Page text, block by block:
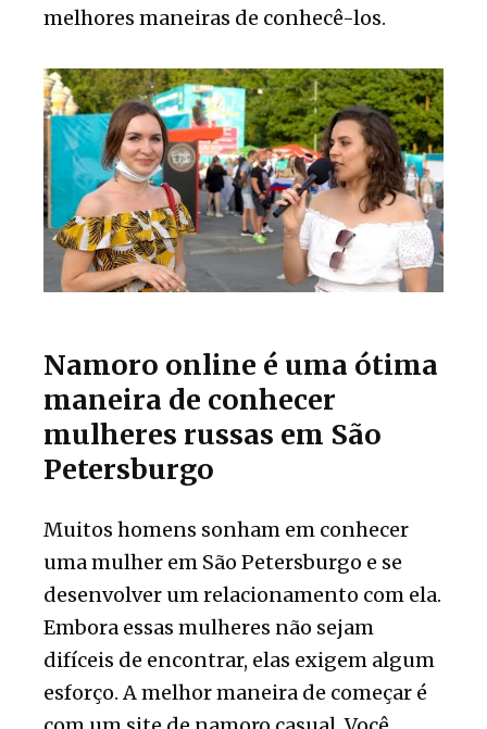
melhores maneiras de conhecê-los.
Namoro online é uma ótima
maneira de conhecer
mulheres russas em São
Petersburgo
Muitos homens sonham em conhecer
uma mulher em São Petersburgo e se
desenvolver um relacionamento com ela.
Embora essas mulheres não sejam
difíceis de encontrar, elas exigem algum
esforço. A melhor maneira de começar é